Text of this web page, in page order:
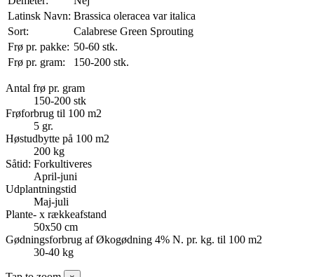
Latinsk Navn: Brassica oleracea var italica
Sort:
Calabrese Green Sprouting
Frø pr. pakke: 50-60 stk.
Frø pr. gram:
150-200 stk.
Antal frø pr. gram
150-200 stk
Frøforbrug til 100 m2
5 gr.
Høstudbytte på 100 m2
200 kg
Såtid: Forkultiveres
April-juni
Udplantningstid
Maj-juli
Plante- x rækkeafstand
50x50 cm
Gødningsforbrug af Økogødning 4% N. pr. kg. til 100 m2
30-40 kg